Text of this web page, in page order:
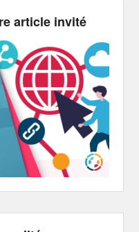
article invité